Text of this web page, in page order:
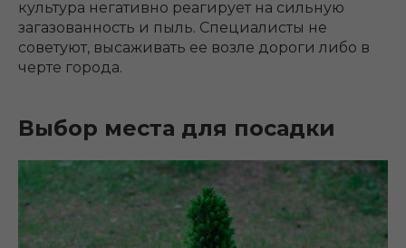
культура негативно реагирует на сильную
загазованность и пыль. Специалисты не
советуют, высаживать ее возле дороги либо в
черте города.
Выбор места для посадки